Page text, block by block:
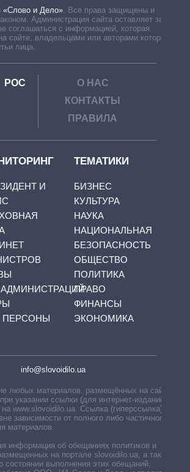
«Слово и Дело»
Все права защищены и
Администрация сайта оставляет за
соглашаться с информацией, которая
сайте, владельцами или авторами которой
лица.
РОС
О НАС
КОНТАКТЫ
ПРАВИЛА
И
ПЕРСОНЫ
ТЕМАТИКИ
БИЗНЕС
КУЛЬТУРА
НАУКА
НАЦИОНАЛЬНАЯ
БЕЗОПАСНОСТЬ
ОБЩЕСТВО
ПОЛИТИКА
ПРАВО
ФИНАНСЫ
ЭКОНОМИКА
info@slovoidilo.ua
любых материалов, размещённых на сайте,
указании ссылки (для интернет-изданий —
на www.slovoidilo.ua. Ссылка (гиперссылка)
зависимости от полного либо частичного
материалов.
информация об обещаниях политиков и
на портале slovoidilo.ua, а также
состоянии выполнения этих обещаний,